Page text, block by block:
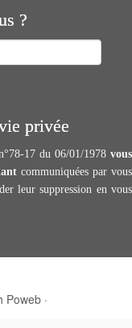
?
privée
17 du 06/01/1978 vous
communiquées par vous
leur suppression en vous
Poweb ·